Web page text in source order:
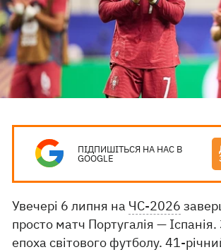
ПІДПИШІТЬСЯ НА НАС В
GOOGLE
Увечері 6 липня на ЧС-2026
просто матч Португалія —
епоха світового футболу. 41-